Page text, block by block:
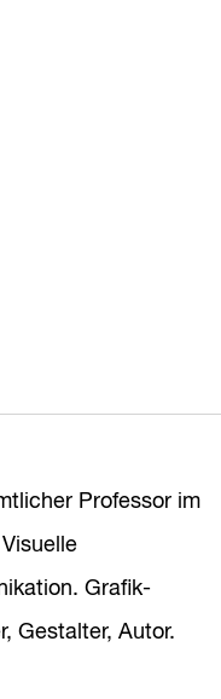
Professor im
Grafik-
Gestalter, Autor.